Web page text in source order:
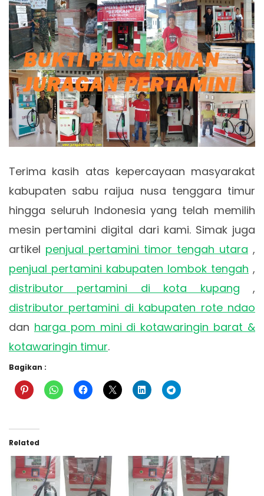
Terima kasih atas kepercayaan masyarakat
kabupaten sabu raijua nusa tenggara timur
hingga seluruh Indonesia yang telah memilih
mesin pertamini digital dari kami. Simak juga
artikel penjual pertamini timor tengah utara ,
penjual pertamini kabupaten lombok tengah ,
distributor pertamini di kota kupang ,
distributor pertamini di kabupaten rote ndao
dan harga pom mini di kotawaringin barat &
kotawaringin timur.
Bagikan :
Related